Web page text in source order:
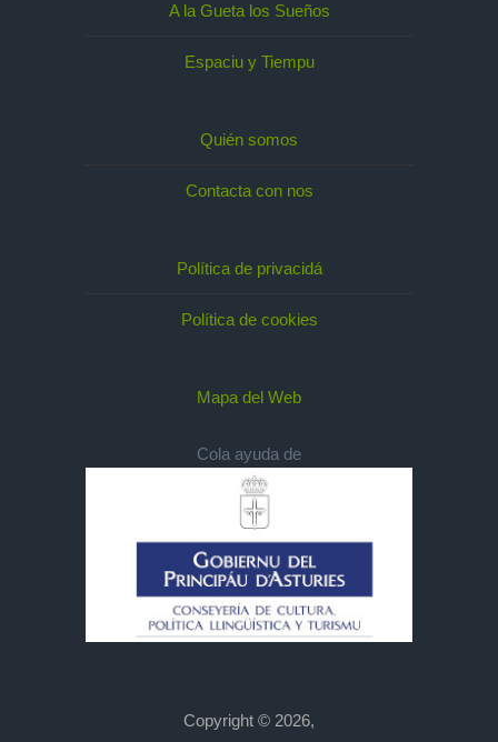
A la Gueta los Sueños
Espaciu y Tiempu
Quién somos
Contacta con nos
Política de privacidá
Política de cookies
Mapa del Web
Cola ayuda de
Copyright © 2026,